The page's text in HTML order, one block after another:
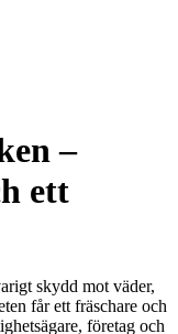
–
ett
skydd mot väder,
får ett fräschare och
företag och